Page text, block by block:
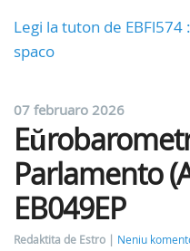
Legi la tuton de
spaco
07 februaro 2026
Parlamento
EB049EP
Redaktita de Estro
Neniu